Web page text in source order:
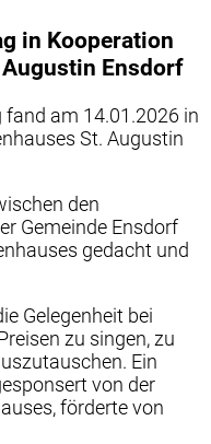
in Kooperation
Ensdorf
am 14.01.2026 in
St. Augustin
den
Gemeinde Ensdorf
gedacht und
Gelegenheit bei
zu singen, zu
Ein
von der
förderte von